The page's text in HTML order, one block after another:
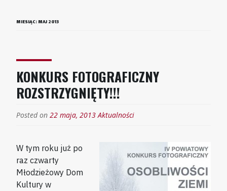
MIESIĄC:MAJ 2013
KONKURS FOTOGRAFICZNY
ROZSTRZYGNIĘTY!!!
Posted on 22 maja, 2013 Aktualności
W tym roku już po
raz czwarty
Młodzieżowy Dom
Kultury w